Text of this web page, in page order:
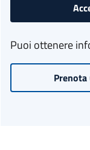
Puoi ottenere